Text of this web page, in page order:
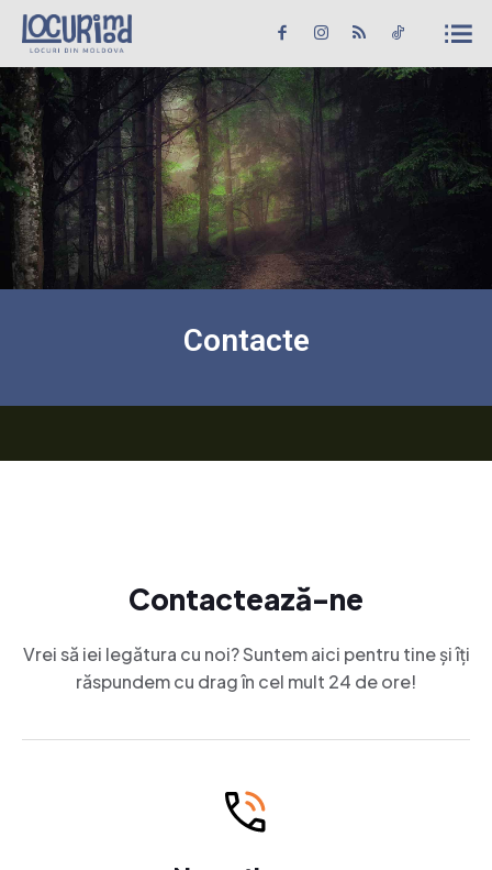
Caută în site... Căutare
Știri
Evenimente
Dezvoltare rurală
Turism
Produs Acasă
Contacte
Contactează-ne
Vrei să iei legătura cu noi? Suntem aici pentru tine și îți
răspundem cu drag în cel mult 24 de ore!